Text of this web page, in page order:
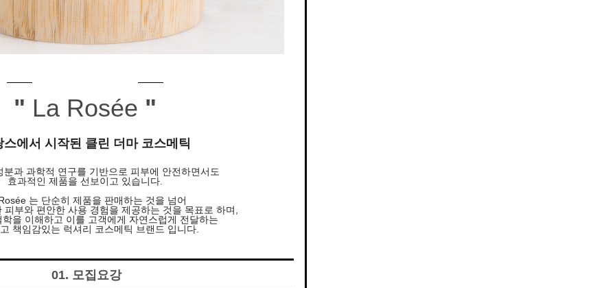
" La Rosée "
스에서 시작된 클린 더마 코스메틱
분과 과학적 연구를 기반으로 피부에 안전하면서도
효과적인 제품을 선보이고 있습니다.
는 단순히 제품을 판매하는 것을 넘어
피부와 편안한 사용 경험을 제공하는 것을 목표로 하며,
을 이해하고 이를 고객에게 자연스럽게 전달하는
책임감있는 럭셔리 코스메틱 브랜드 입니다.
01. 모집요강